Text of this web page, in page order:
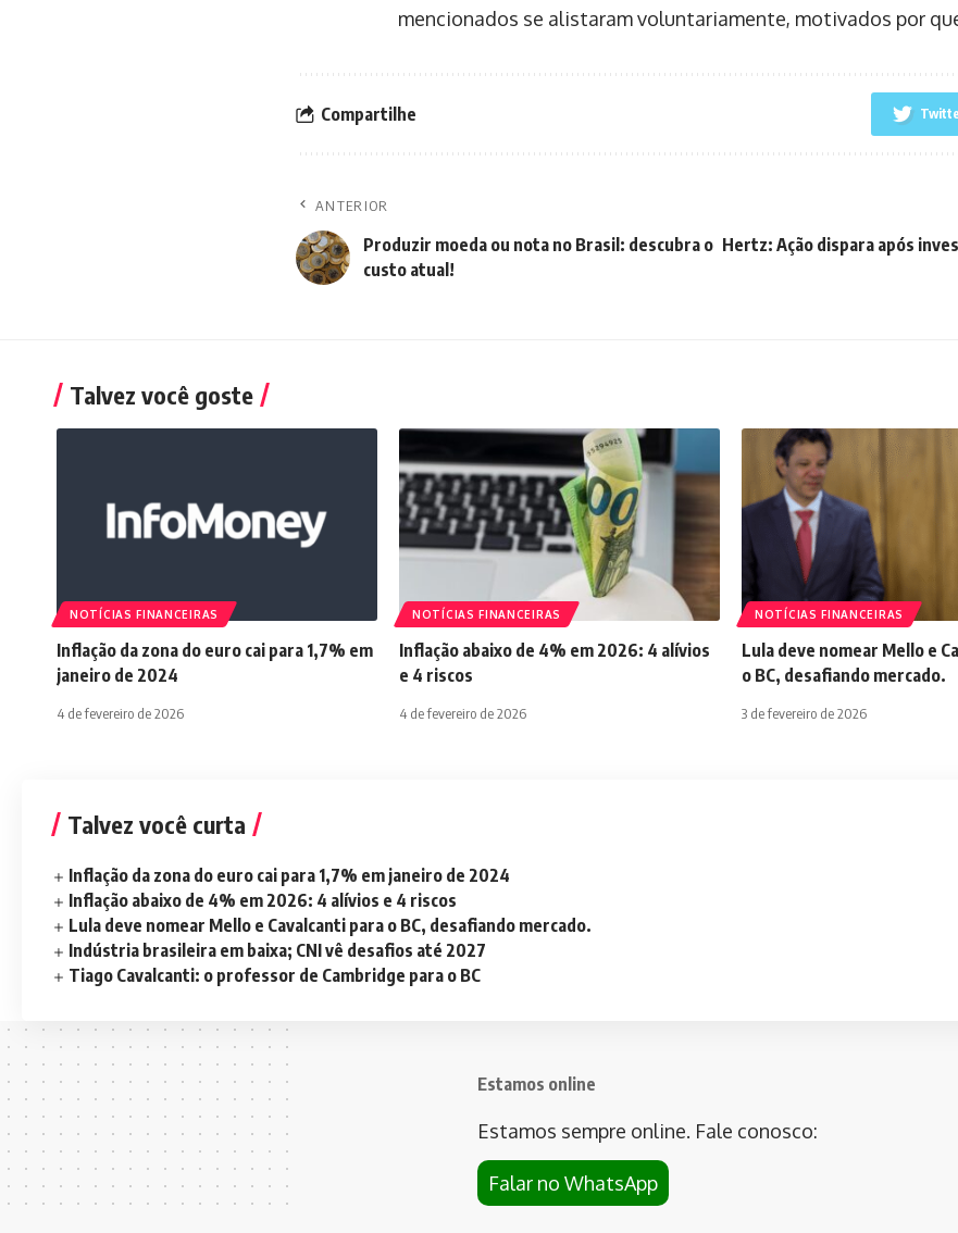
mencionados se alistaram voluntariamente, motivados por
Compartilhe
ANTERIOR
Produzir moeda ou nota no Brasil: descubra o
custo atual!
Hertz: Ação dispara após
Talvez você goste
NOTÍCIAS FINANCEIRAS
Inflação da zona do euro cai para 1,7% em
janeiro de 2024
4 de fevereiro de 2026
NOTÍCIAS FINANCEIRAS
Inflação abaixo de 4% em 2026: 4 alívios
e 4 riscos
4 de fevereiro de 2026
NOTÍCIAS FINANCEIRAS
Lula deve nomear Mello e
o BC, desafiando mercado.
3 de fevereiro de 2026
Talvez você curta
Inflação da zona do euro cai para 1,7% em janeiro de 2024
Inflação abaixo de 4% em 2026: 4 alívios e 4 riscos
Lula deve nomear Mello e Cavalcanti para o BC, desafiando mercado.
Indústria brasileira em baixa; CNI vê desafios até 2027
Tiago Cavalcanti: o professor de Cambridge para o BC
Estamos online
Estamos sempre online. Fale conosco:
Falar no WhatsApp